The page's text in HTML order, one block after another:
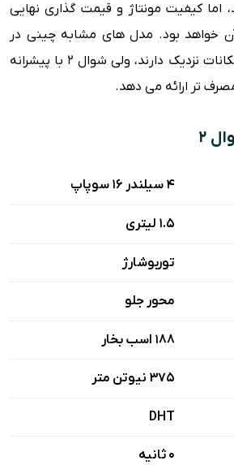
اما کیفیت مونتاژ و قیمت گذاری نهایی
خواهد بود. مدل های مشابه چینی در
این کلاس، طراحی و امکانات نزدیک دارند، ولی شوال 2 با پیشرانه
تر ارائه می دهد.
۲
۴ سیلندر ۱۶ سوپاپ
1.5 لیتری
توربوشارژ
محور جلو
188 اسب بخار
375 نیوتن متر
DHT
0 ثانیه